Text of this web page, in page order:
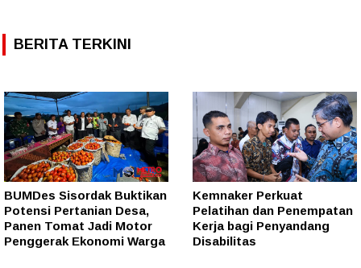
BERITA TERKINI
BUMDes Sisordak Buktikan
Potensi Pertanian Desa,
Panen Tomat Jadi Motor
Penggerak Ekonomi Warga
Kemnaker Perkuat
Pelatihan dan Penempatan
Kerja bagi Penyandang
Disabilitas